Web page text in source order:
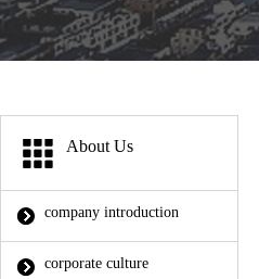
About Us
company introduction
corporate culture